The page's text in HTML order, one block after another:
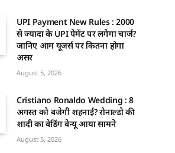
UPI Payment New Rules : ₹2000
से ज्यादा के UPI पेमेंट पर लगेगा चार्ज?
जानिए आम यूजर्स पर कितना होगा
असर
August 5, 2026
Cristiano Ronaldo Wedding : 8
अगस्त को बजेगी शहनाई? रोनाल्डो की
शादी का वेडिंग वेन्यू आया सामने
August 5, 2026